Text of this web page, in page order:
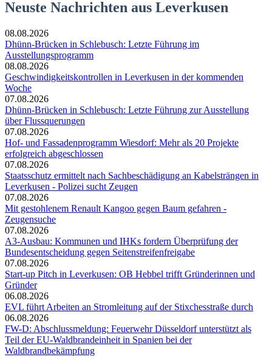
Neuste Nachrichten aus Leverkusen
08.08.2026
Dhünn-Brücken in Schlebusch: Letzte Führung im
Ausstellungsprogramm
08.08.2026
Geschwindigkeitskontrollen in Leverkusen in der kommenden
Woche
07.08.2026
Dhünn-Brücken in Schlebusch: Letzte Führung zur Ausstellung
über Flussquerungen
07.08.2026
Hof- und Fassadenprogramm Wiesdorf: Mehr als 20 Projekte
erfolgreich abgeschlossen
07.08.2026
Staatsschutz ermittelt nach Sachbeschädigung an Kabelsträngen in
Leverkusen - Polizei sucht Zeugen
07.08.2026
Mit gestohlenem Renault Kangoo gegen Baum gefahren -
Zeugensuche
07.08.2026
A3-Ausbau: Kommunen und IHKs fordern Überprüfung der
Bundesentscheidung gegen Seitenstreifenfreigabe
07.08.2026
Start-up Pitch in Leverkusen: OB Hebbel trifft Gründerinnen und
Gründer
06.08.2026
EVL führt Arbeiten an Stromleitung auf der Stixchesstraße durch
06.08.2026
FW-D: Abschlussmeldung: Feuerwehr Düsseldorf unterstützt als
Teil der EU-Waldbrandeinheit in Spanien bei der
Waldbrandbekämpfung